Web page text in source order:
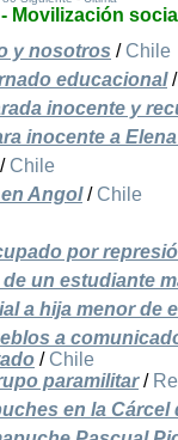
- Movilización
y nosotros / Chile
educacional
inocente y
inocente a
/ Chile
Angol/ Chile
por
un estudiante
a hija menor de
a
/ Chile
paramilitar/
en la Cárcel